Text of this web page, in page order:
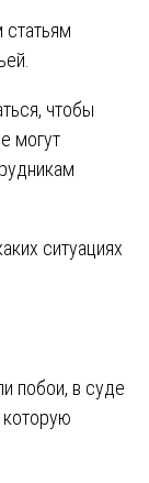
чтобы
могут
ситуациях
побои, в суде
которую